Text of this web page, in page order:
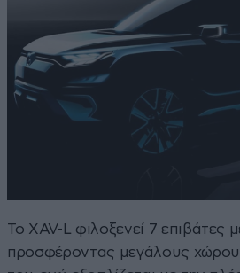
Το XAV-L φιλοξενεί 7 επιβάτες
προσφέροντας μεγάλους